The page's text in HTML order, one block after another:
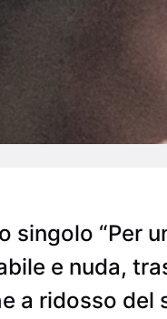
singolo “Per
e nuda,
a ridosso del